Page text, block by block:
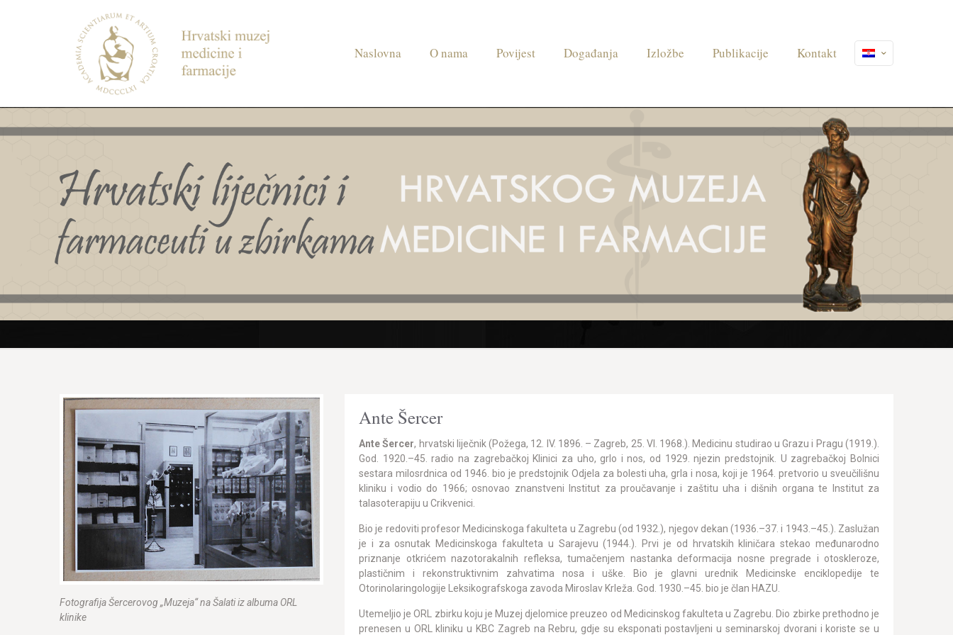
Naslovna O nama Povijest Događanja Izložbe Publikacije Kontakt
Fotografija Šercerovog „Muzeja“ na Šalati iz albuma ORL
klinike
Ante Šercer
Ante Šercer, hrvatski liječnik (Požega, 12. IV. 1896. – Zagreb, 25. VI. 1968.). Medicinu studirao u Grazu i Pragu (1919.).
God. 1920.–45. radio na zagrebačkoj Klinici za uho, grlo i nos, od 1929. njezin predstojnik. U zagrebačkoj Bolnici
sestara milosrdnica od 1946. bio je predstojnik Odjela za bolesti uha, grla i nosa, koji je 1964. pretvorio u sveučilišnu
kliniku i vodio do 1966; osnovao znanstveni Institut za proučavanje i zaštitu uha i dišnih organa te Institut za
talasoterapiju u Crikvenici.
Bio je redoviti profesor Medicinskoga fakulteta u Zagrebu (od 1932.), njegov dekan (1936.–37. i 1943.–45.). Zaslužan
je i za osnutak Medicinskoga fakulteta u Sarajevu (1944.). Prvi je od hrvatskih kliničara stekao međunarodno
priznanje otkrićem nazotorakalnih refleksa, tumačenjem nastanka deformacija nosne pregrade i otoskleroze,
plastičnim i rekonstruktivnim zahvatima nosa i uške. Bio je glavni urednik Medicinske enciklopedije te
Otorinolaringologije Leksikografskoga zavoda Miroslav Krleža. God. 1930.–45. bio je član HAZU.
Utemeljio je ORL zbirku koju je Muzej djelomice preuzeo od Medicinskog fakulteta u Zagrebu. Dio zbirke prethodno je
prenesen u ORL kliniku u KBC Zagreb na Rebru, gdje su eksponati postavljeni u seminarskoj dvorani i koriste se u